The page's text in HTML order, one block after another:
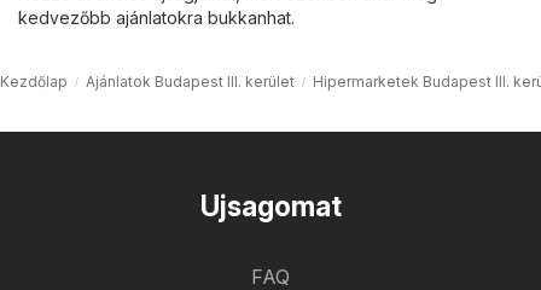
kedvezőbb ajánlatokra bukkanhat.
Kezdőlap Ajánlatok Budapest III. kerület Hipermarketek Budapest III.
Ujsagomat
FAQ